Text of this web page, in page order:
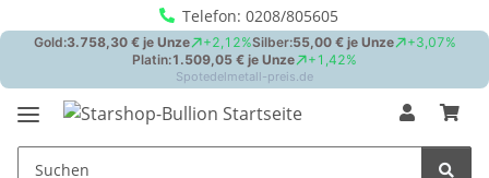
Telefon: 0208/805605